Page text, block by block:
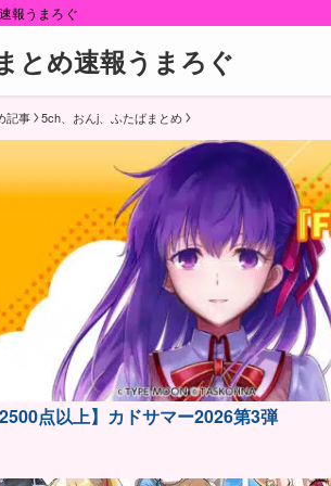
報うまろぐ
とめ速報うまろぐ
記事 5ch、おんj、ふたばまとめ
2500点以上】カドサマー2026第3弾